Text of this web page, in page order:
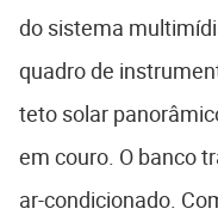
do sistema
quadro de
teto solar
em couro. O banco
ar-condicionado.